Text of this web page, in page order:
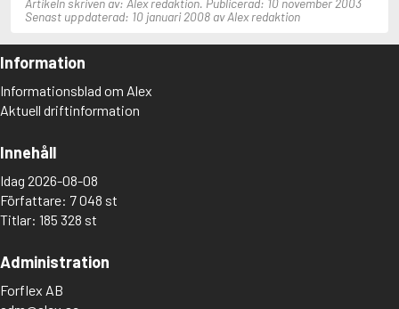
Adamov, Arthur
Adams, Jane
Adams, Richard
Adbåge, Emma
Adichie, Chimamanda Ngozi
Adiga, Aravind
Adler-Olsen, Jussi
Adlerbeth, Gudmund Jöran
Adnan, Etel
Adolfsson, Evert
Adolfsson, Gunnar
Adolfsson, Josefine
Artikeln skriven av: Alex redaktion. Publicerad: 10 november 2003
Senast uppdaterad: 10 januari 2008 av Alex redaktion
Information
Informationsblad om Alex
Aktuell driftinformation
Innehåll
Idag 2026-08-08
Författare: 7 048 st
Titlar: 185 328 st
Administration
Forflex AB